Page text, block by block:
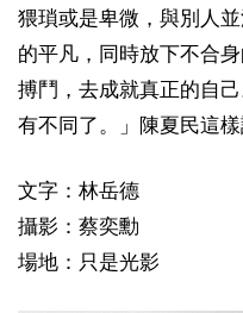
猥瑣或是卑微，與別人
的平凡，同時放下不合
搏鬥，去成就真正的自
有不同了。」陳夏民這樣
文字：林岳德
攝影：蔡奕勳
場地：只是光影